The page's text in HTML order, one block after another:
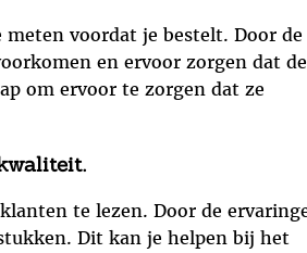
voordat je bestelt. Door de
en ervoor zorgen dat de
om ervoor te zorgen dat ze
te lezen. Door de
Dit kan je helpen bij het